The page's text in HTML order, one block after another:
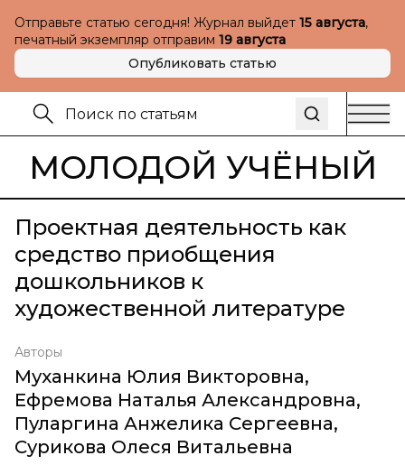
Отправьте статью сегодня! Журнал выйдет 15 августа,
печатный экземпляр отправим 19 августа
Опубликовать статью
МОЛОДОЙ УЧЁНЫЙ
Проектная деятельность как
средство приобщения
дошкольников к
художественной литературе
Авторы
Муханкина Юлия Викторовна,
Ефремова Наталья Александровна,
Пуларгина Анжелика Сергеевна,
Сурикова Олеся Витальевна